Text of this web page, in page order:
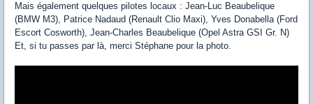
Mais également quelques pilotes locaux : Jean-Luc Beaubelique
(BMW M3), Patrice Nadaud (Renault Clio Maxi), Yves Donabella (Ford
Escort Cosworth), Jean-Charles Beaubelique (Opel Astra GSI Gr. N)
Et, si tu passes par là, merci Stéphane pour la photo.